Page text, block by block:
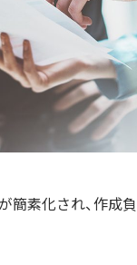
簡素化され、作成